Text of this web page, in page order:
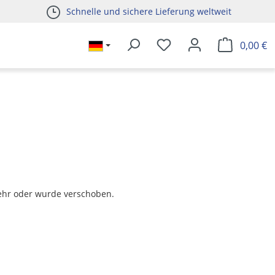
Schnelle und sichere Lieferung weltweit
0,00 €
oder wurde verschoben.